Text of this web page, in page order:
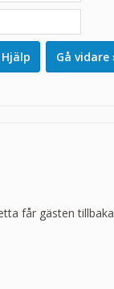
Hjälp
får gästen tillbaka